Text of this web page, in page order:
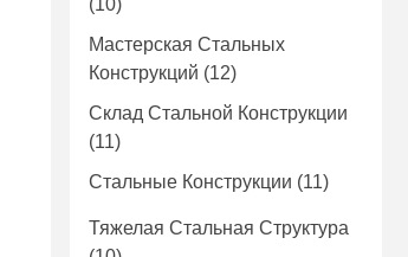
(10)
Мастерская Стальных
Конструкций (12)
Склад Стальной Конструкции
(11)
Стальные Конструкции (11)
Тяжелая Стальная Структура